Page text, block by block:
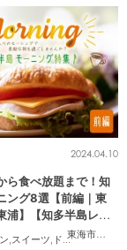
東海市
,大府
2024.04.10
ら食べ放題まで！知
ング8選【前編｜東
浦】【知多半島レポ#
,スイーツ, ドライブ , 旅行